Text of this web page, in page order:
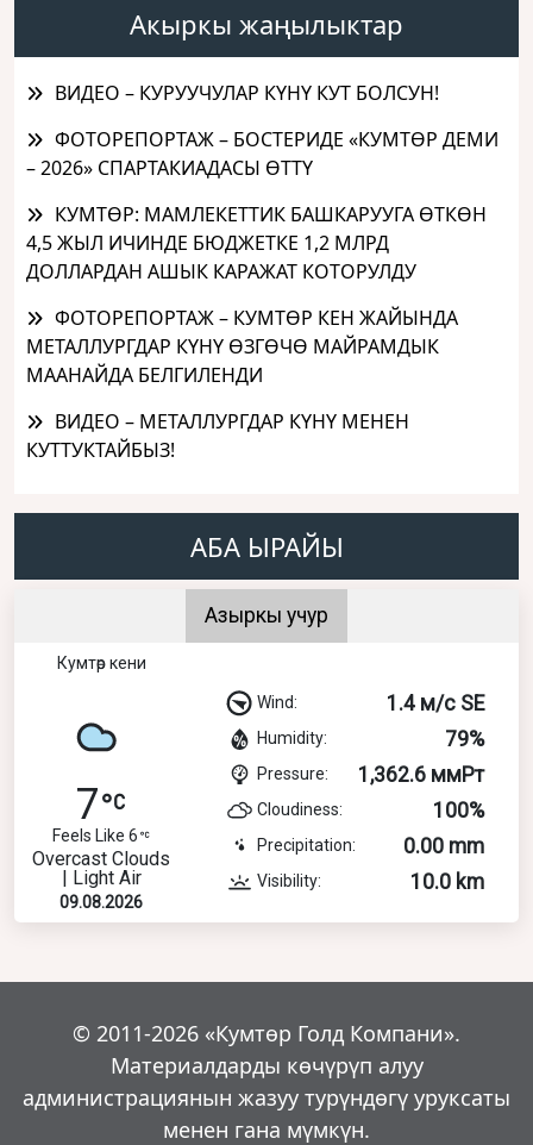
Акыркы жаңылыктар
ВИДЕО – КУРУУЧУЛАР КҮНҮ КУТ БОЛСУН!
ФОТОРЕПОРТАЖ – БОСТЕРИДЕ «КУМТӨР ДЕМИ
– 2026» СПАРТАКИАДАСЫ ӨТТҮ
КУМТӨР: МАМЛЕКЕТТИК БАШКАРУУГА ӨТКӨН
4,5 ЖЫЛ ИЧИНДЕ БЮДЖЕТКЕ 1,2 МЛРД
ДОЛЛАРДАН АШЫК КАРАЖАТ КОТОРУЛДУ
ФОТОРЕПОРТАЖ – КУМТӨР КЕН ЖАЙЫНДА
МЕТАЛЛУРГДАР КҮНҮ ӨЗГӨЧӨ МАЙРАМДЫК
МААНАЙДА БЕЛГИЛЕНДИ
ВИДЕО – МЕТАЛЛУРГДАР КҮНҮ МЕНЕН
КУТТУКТАЙБЫЗ!
АБА ЫРАЙЫ
Азыркы учур
Кумтөр кени
7
Feels Like 6
Overcast Clouds
| Light Air
09.08.2026
Wind: 1.4 м/с SE
Humidity: 79%
Pressure: 1,362.6 ммРт
Cloudiness: 100%
Precipitation: 0.00 mm
Visibility: 10.0 km
© 2011-2026 «Кумтөр Голд Компани».
Материалдарды көчүрүп алуу
администрациянын жазуу турүндөгү уруксаты
менен гана мүмкүн.